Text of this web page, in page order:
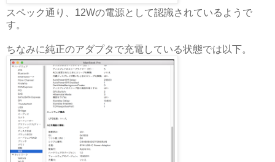
スペック通り、12Wの電源として認識されているようで
す。
ちなみに純正のアダプタで充電している状態では以下。